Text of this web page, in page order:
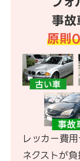
事故
原則
レッカー費
ネクストが